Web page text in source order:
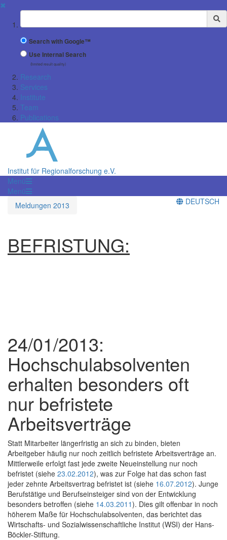
✖
Suchbegriff
Search with Google™
Use Internal Search
(limited result quality)
Research
Services
Institute
Team
Publications
Institut für Regionalforschung e.V.
Menü
Menü
Meldungen 2013
DEUTSCH
BEFRISTUNG:
24/01/2013:
Hochschulabsolventen
erhalten besonders oft
nur befristete
Arbeitsverträge
Statt Mitarbeiter längerfristig an sich zu binden, bieten
Arbeitgeber häufig nur noch zeitlich befristete Arbeitsverträge an.
Mittlerweile erfolgt fast jede zweite Neueinstellung nur noch
befristet (siehe 23.02.2012), was zur Folge hat das schon fast
jeder zehnte Arbeitsvertrag befristet ist (siehe 16.07.2012). Junge
Berufstätige und Berufseinsteiger sind von der Entwicklung
besonders betroffen (siehe 14.03.2011). Dies gilt offenbar in noch
höherem Maße für Hochschulabsolventen, das berichtet das
Wirtschafts- und Sozialwissenschaftliche Institut (WSI) der Hans-
Böckler-Stiftung.